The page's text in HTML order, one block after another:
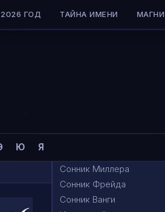
ГОД ТАЙНА ИМЕНИ
Ю Я
Сонник Миллера
Сонник Фрейда
Сонник Ванги